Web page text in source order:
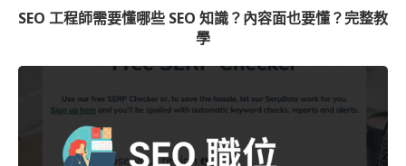
SEO 工程師需要懂哪些 SEO 知識？內容面也要懂？完整教
學